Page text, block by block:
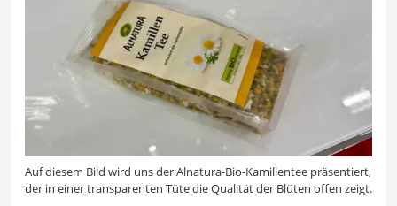
Auf diesem Bild wird uns der Alnatura-Bio-Kamillentee präsentiert,
der in einer transparenten Tüte die Qualität der Blüten offen zeigt.